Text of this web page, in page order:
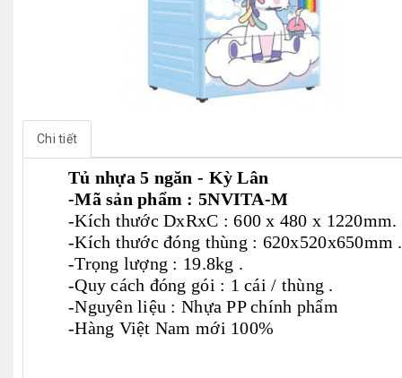
Chi tiết
Tủ nhựa 5 ngăn - Kỳ Lân
-Mã sản phẩm : 5NVITA-M
-Kích thước DxRxC : 600 x 480 x 1220mm.
-Kích thước đóng thùng : 620x520x650mm .
-Trọng lượng : 19.8kg .
-Quy cách đóng gói : 1 cái / thùng .
-Nguyên liệu : Nhựa PP chính phẩm
-Hàng Việt Nam mới 100%